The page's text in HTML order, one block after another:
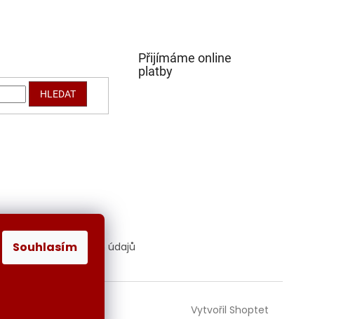
Souhlasím
HLEDAT
Přijímáme online
platby
Ochrana osobních údajů
Vytvořil Shoptet